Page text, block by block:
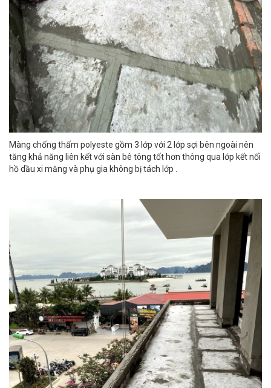
Màng chống thấm polyeste gồm 3 lớp với 2 lớp sợi bên ngoài nên
tăng khả năng liên kết với sàn bê tông tốt hơn thông qua lớp kết nối
hồ dầu xi măng và phụ gia không bị tách lớp .